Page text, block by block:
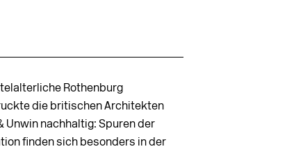
Rothenburg
die britischen Architekten
Unwin nachhaltig: Spuren der
finden sich besonders in der